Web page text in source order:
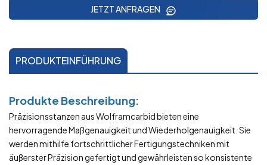
JETZT ANFRAGEN
PRODUKTEINFÜHRUNG
Produkte Beschreibung:
Präzisionsstanzen aus Wolframcarbid bieten eine
hervorragende Maßgenauigkeit und Wiederholgenauigkeit. Sie
werden mithilfe fortschrittlicher Fertigungstechniken mit
äußerster Präzision gefertigt und gewährleisten so konsistente